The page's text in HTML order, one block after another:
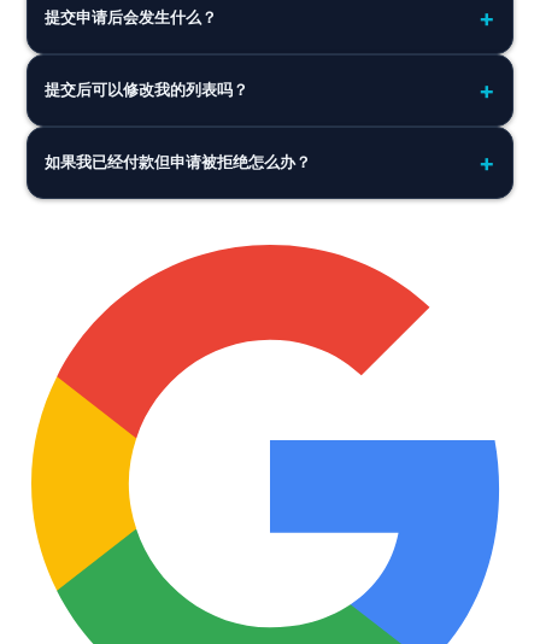
提交申请后会发生什么？
提交后可以修改我的列表吗？
如果我已经付款但申请被拒绝怎么办？